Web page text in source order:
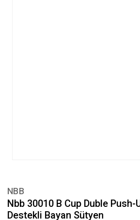
NBB
Nbb 30010 B Cup Duble Push-
Destekli Bayan Sütyen